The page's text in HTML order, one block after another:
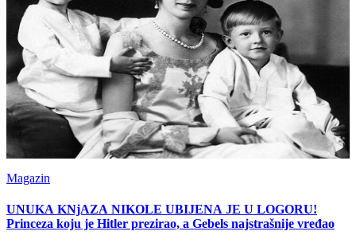
Magazin
UNUKA KNjAZA NIKOLE UBIJENA JE U LOGORU!
Princeza koju je Hitler prezirao, a Gebels najstrašnije vređao